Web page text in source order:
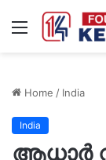
Menu
Home / India
India
ആധാർ